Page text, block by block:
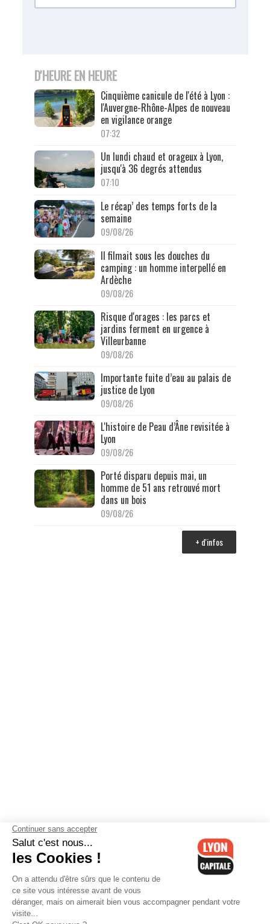
D'HEURE EN HEURE
Cinquième canicule de l'été à Lyon :
l'Auvergne-Rhône-Alpes de nouveau
en vigilance orange
07:32
Un lundi chaud et orageux à Lyon,
jusqu'à 36 degrés attendus
07:10
Le récap’ des temps forts de la
semaine
09/08/26
Il filmait sous les douches du
camping : un homme interpellé en
Ardèche
09/08/26
Risque d'orages : les parcs et
jardins ferment en urgence à
Villeurbanne
09/08/26
Importante fuite d’eau au palais de
justice de Lyon
09/08/26
L'histoire de Peau d’Âne revisitée à
Lyon
09/08/26
Porté disparu depuis mai, un
homme de 51 ans retrouvé mort
dans un bois
09/08/26
+ d'infos